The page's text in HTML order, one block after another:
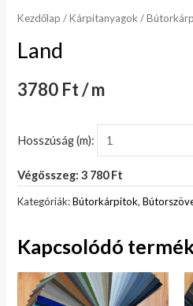
Kezdőlap /Kárpitanyagok /
Land
3780 Ft / m
Hosszúság (m):
Végösszeg: 3 780 Ft
Kategóriák:Bútorkárpitok,
Kapcsolódó